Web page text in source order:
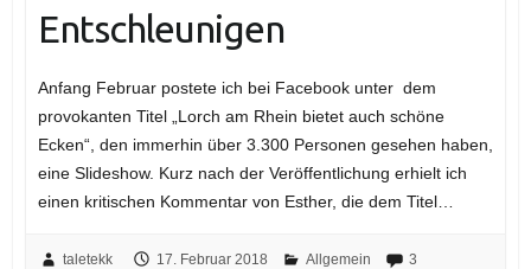
Entschleunigen
Anfang Februar postete ich bei Facebook unter dem
provokanten Titel „Lorch am Rhein bietet auch schöne
Ecken“, den immerhin über 3.300 Personen gesehen haben,
eine Slideshow. Kurz nach der Veröffentlichung erhielt ich
einen kritischen Kommentar von Esther, die dem Titel…
taletekk 17. Februar 2018 Allgemein
3